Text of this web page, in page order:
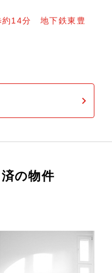
14分 地下鉄東豊
の物件